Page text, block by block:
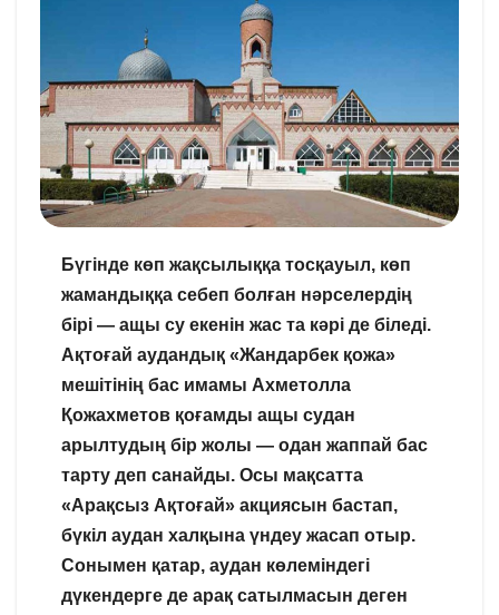
Бүгінде көп жақсылыққа тосқауыл, көп
жамандыққа себеп болған нәрселердің
бірі — ащы су екенін жас та кәрі де біледі.
Ақтоғай аудандық «Жандарбек қожа»
мешітінің бас имамы Ахметолла
Қожахметов қоғамды ащы судан
арылтудың бір жолы — одан жаппай бас
тарту деп санайды. Осы мақсатта
«Арақсыз Ақтоғай» акциясын бастап,
бүкіл аудан халқына үндеу жасап отыр.
Сонымен қатар, аудан көлеміндегі
дүкендерге де арақ сатылмасын деген